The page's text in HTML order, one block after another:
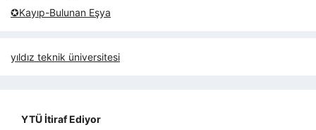
✪Kayıp-Bulunan Eşya
yıldız teknik üniversitesi
YTÜ İtiraf Ediyor